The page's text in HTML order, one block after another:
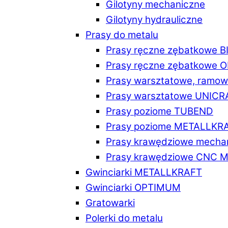
Gilotyny mechaniczne
Gilotyny hydrauliczne
Prasy do metalu
Prasy ręczne zębatkowe
Prasy ręczne zębatkowe
Prasy warsztatowe,
Prasy warsztatowe
Prasy poziome TUBEND
Prasy poziome
Prasy krawędziowe
Prasy krawędziowe CNC
Gwinciarki METALLKRAFT
Gwinciarki OPTIMUM
Gratowarki
Polerki do metalu